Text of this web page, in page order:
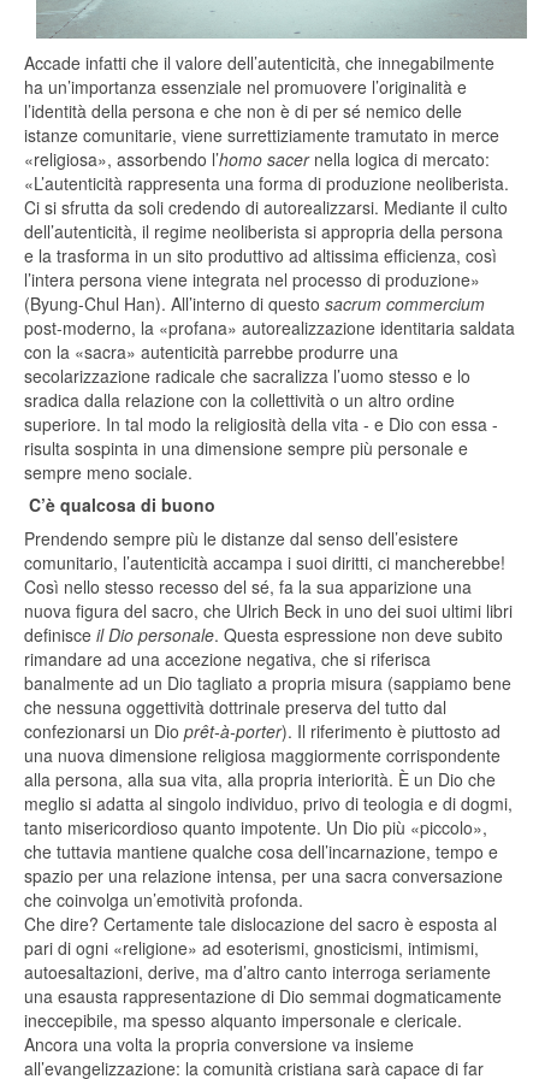
Accade infatti che il valore dell’autenticità, che innegabilmente
ha un’importanza essenziale nel promuovere l’originalità e
l’identità della persona e che non è di per sé nemico delle
istanze comunitarie, viene surrettiziamente tramutato in merce
«religiosa», assorbendo l’homo sacer nella logica di mercato:
«L’autenticità rappresenta una forma di produzione neoliberista.
Ci si sfrutta da soli credendo di autorealizzarsi. Mediante il culto
dell’autenticità, il regime neoliberista si appropria della persona
e la trasforma in un sito produttivo ad altissima efficienza, così
l’intera persona viene integrata nel processo di produzione»
(Byung-Chul Han). All’interno di questo sacrum commercium
post-moderno, la «profana» autorealizzazione identitaria saldata
con la «sacra» autenticità parrebbe produrre una
secolarizzazione radicale che sacralizza l’uomo stesso e lo
sradica dalla relazione con la collettività o un altro ordine
superiore. In tal modo la religiosità della vita - e Dio con essa -
risulta sospinta in una dimensione sempre più personale e
sempre meno sociale.
C’è qualcosa di buono
Prendendo sempre più le distanze dal senso dell’esistere
comunitario, l’autenticità accampa i suoi diritti, ci mancherebbe!
Così nello stesso recesso del sé, fa la sua apparizione una
nuova figura del sacro, che Ulrich Beck in uno dei suoi ultimi libri
definisce il Dio personale. Questa espressione non deve subito
rimandare ad una accezione negativa, che si riferisca
banalmente ad un Dio tagliato a propria misura (sappiamo bene
che nessuna oggettività dottrinale preserva del tutto dal
confezionarsi un Dio prêt-à-porter). Il riferimento è piuttosto ad
una nuova dimensione religiosa maggiormente corrispondente
alla persona, alla sua vita, alla propria interiorità. È un Dio che
meglio si adatta al singolo individuo, privo di teologia e di dogmi,
tanto misericordioso quanto impotente. Un Dio più «piccolo»,
che tuttavia mantiene qualche cosa dell’incarnazione, tempo e
spazio per una relazione intensa, per una sacra conversazione
che coinvolga un’emotività profonda.
Che dire? Certamente tale dislocazione del sacro è esposta al
pari di ogni «religione» ad esoterismi, gnosticismi, intimismi,
autoesaltazioni, derive, ma d’altro canto interroga seriamente
una esausta rappresentazione di Dio semmai dogmaticamente
ineccepibile, ma spesso alquanto impersonale e clericale.
Ancora una volta la propria conversione va insieme
all’evangelizzazione: la comunità cristiana sarà capace di far